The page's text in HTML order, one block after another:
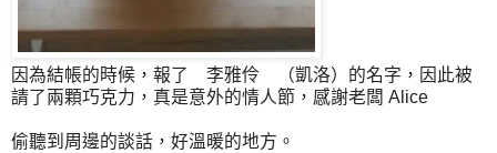
因為結帳的時候，報了 李雅伶 （凱洛）的名字，因此被
請了兩顆巧克力，真是意外的情人節，感謝老闆 Alice
偷聽到周邊的談話，好溫暖的地方。